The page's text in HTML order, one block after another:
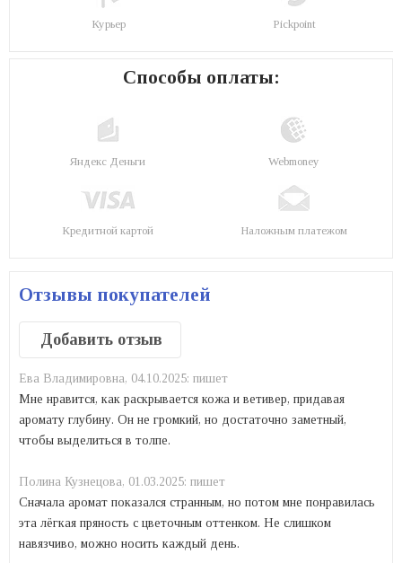
Курьер Pickpoint
Способы оплаты:
Яндекс Деньги Webmoney
Кредитной картой Наложным платежом
Отзывы покупателей
Добавить отзыв
Ева Владимировна, 04.10.2025: пишет
Мне нравится, как раскрывается кожа и ветивер, придавая
аромату глубину. Он не громкий, но достаточно заметный,
чтобы выделиться в толпе.
Полина Кузнецова, 01.03.2025: пишет
Сначала аромат показался странным, но потом мне понравилась
эта лёгкая пряность с цветочным оттенком. Не слишком
навязчиво, можно носить каждый день.